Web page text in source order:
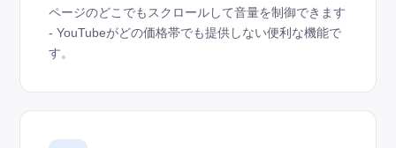
ページのどこでもスクロールして音量を制御できます
- YouTubeがどの価格帯でも提供しない便利な機能で
す。